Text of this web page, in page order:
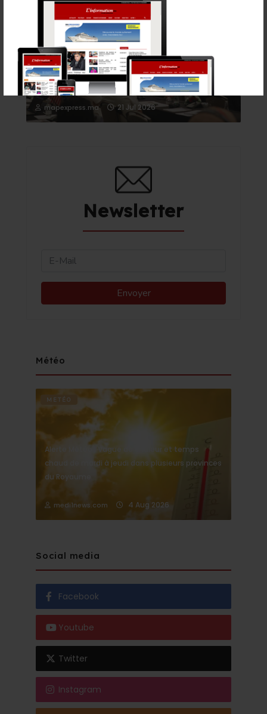
Rabat accueille le Sommet des Forces Maritimes
Africaines
mapexpress.ma 21 Jul 2026
Newsletter
Météo
METÉO
Alerte Météo : Vague de chaleur et temps
chaud de mardi à jeudi dans plusieurs provinces
du Royaume
medi1news.com 4 Aug 2026
Social media
Facebook
Youtube
Twitter
Instagram